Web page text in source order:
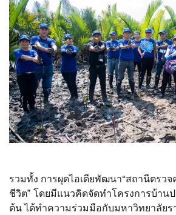
รวมทั้ง การผุดไอเดียพัฒนา“สถานีตรว
ชีวิต” โดยมีแนวคิดจัดทำโครงการบ้าน
ต้น ได้ทำความร่วมมือกับมหาวิทยาลัย